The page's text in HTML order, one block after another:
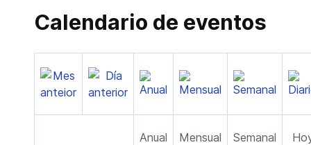
Calendario de eventos
Anual Mensual Semanal